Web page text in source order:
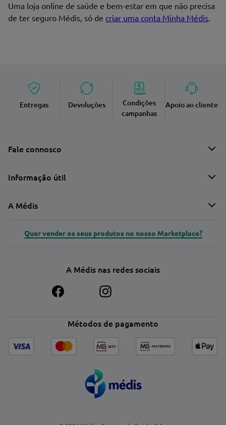
Uma loja online de saúde e bem-estar em que não precisa
de ter seguro Médis, só de criar uma conta Minha Médis.
Entregas Devoluções
Condições
campanhas
Apoio ao cliente
Fale connosco
Informação útil
A Médis
Quer vender os seus produtos no nosso Marketplace?
A Médis nas redes sociais
Métodos de pagamento